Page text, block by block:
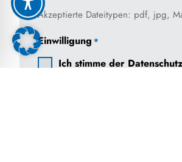
Akzeptierte Dateitypen: pdf, jpg,
Einwilligung *
Ich stimme der